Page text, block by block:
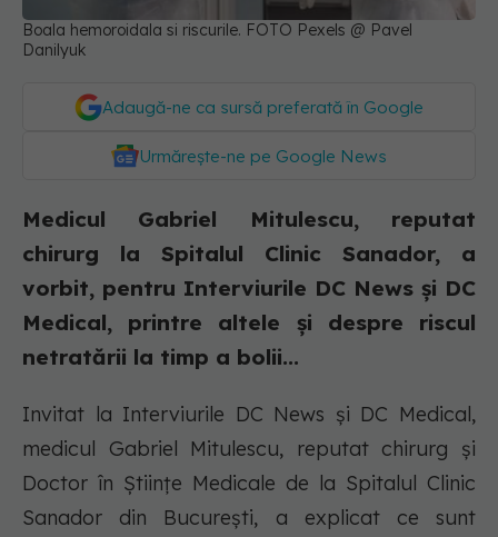
Boala hemoroidala si riscurile. FOTO Pexels @ Pavel
Danilyuk
Adaugă-ne ca sursă preferată în Google
Urmărește-ne pe Google News
Medicul Gabriel Mitulescu, reputat
chirurg la Spitalul Clinic Sanador, a
vorbit, pentru Interviurile DC News și DC
Medical, printre altele și despre riscul
netratării la timp a bolii...
Invitat la Interviurile DC News și DC Medical,
medicul Gabriel Mitulescu, reputat chirurg și
Doctor în Științe Medicale de la Spitalul Clinic
Sanador din București, a explicat ce sunt